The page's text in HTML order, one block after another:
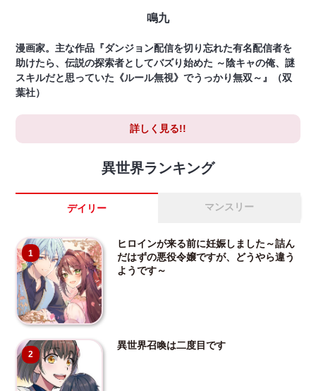
鳴九
漫画家。主な作品『ダンジョン配信を切り忘れた有名配信者を
助けたら、伝説の探索者としてバズり始めた ～陰キャの俺、謎
スキルだと思っていた《ルール無視》でうっかり無双～』（双
葉社）
詳しく見る!!
異世界ランキング
デイリー マンスリー
1
ヒロインが来る前に妊娠しました～詰ん
だはずの悪役令嬢ですが、どうやら違う
ようです～
2
異世界召喚は二度目です